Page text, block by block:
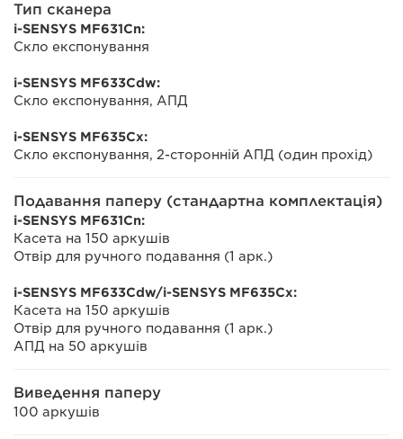
Тип сканера
i-SENSYS MF631Cn:
Скло експонування
i-SENSYS MF633Cdw:
Скло експонування, АПД
i-SENSYS MF635Cx:
Скло експонування, 2-сторонній АПД (один прохід)
Подавання паперу (стандартна комплектація)
i-SENSYS MF631Cn:
Касета на 150 аркушів
Отвір для ручного подавання (1 арк.)
i-SENSYS MF633Cdw/i-SENSYS MF635Cx:
Касета на 150 аркушів
Отвір для ручного подавання (1 арк.)
АПД на 50 аркушів
Виведення паперу
100 аркушів